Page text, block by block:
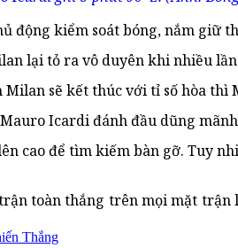
động kiểm soát bóng, nắm giữ
lại tỏ ra vô duyên khi nhiều
sẽ kết thúc với tỉ số hòa thì
Icardi đánh đầu dũng
cao để tìm kiếm bàn gỡ. Tuy
toàn thắng trên mọi mặt
Thắng